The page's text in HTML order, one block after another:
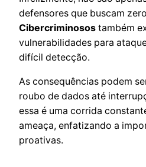
defensores que buscam
Cibercriminosos também
vulnerabilidades para
difícil detecção.
As consequências podem
roubo de dados até
essa é uma corrida
ameaça, enfatizando a
proativas.